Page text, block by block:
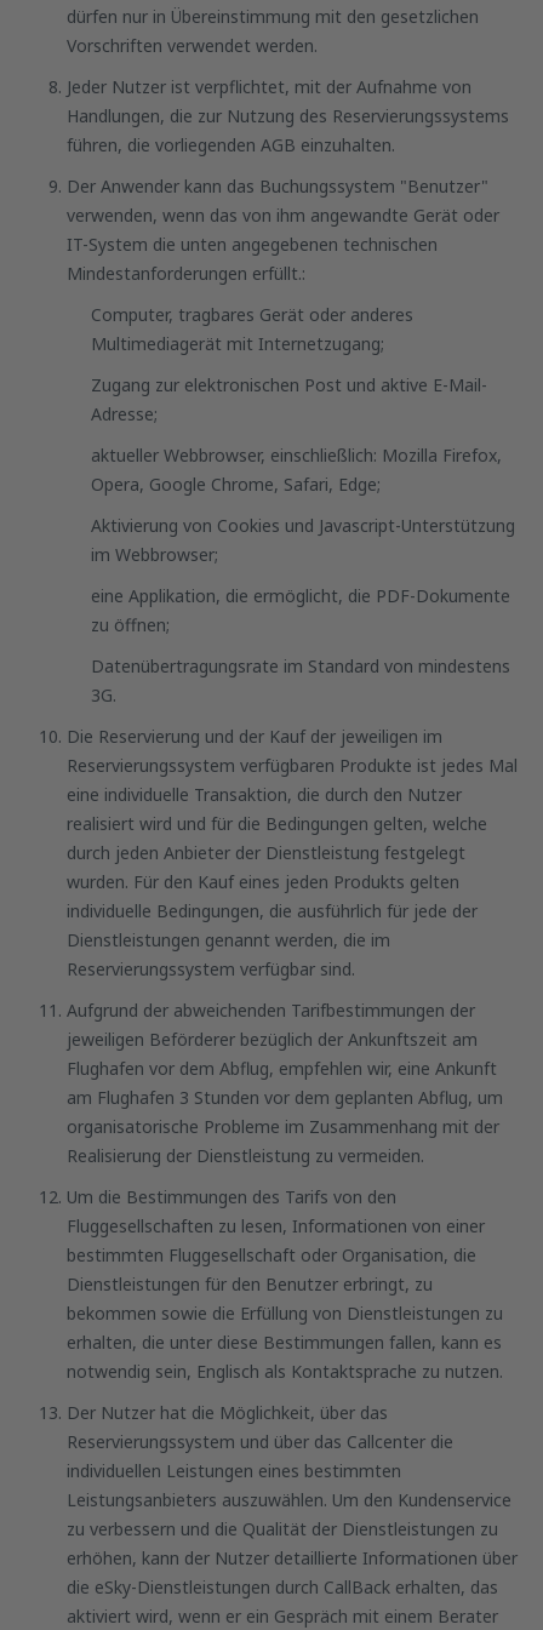
dürfen nur in Übereinstimmung mit den gesetzlichen
Vorschriften verwendet werden.
Jeder Nutzer ist verpflichtet, mit der Aufnahme von
Handlungen, die zur Nutzung des Reservierungssystems
führen, die vorliegenden AGB einzuhalten.
Der Anwender kann das Buchungssystem "Benutzer"
verwenden, wenn das von ihm angewandte Gerät oder
IT-System die unten angegebenen technischen
Mindestanforderungen erfüllt.:
Computer, tragbares Gerät oder anderes
Multimediagerät mit Internetzugang;
Zugang zur elektronischen Post und aktive E-Mail-
Adresse;
aktueller Webbrowser, einschließlich: Mozilla Firefox,
Opera, Google Chrome, Safari, Edge;
Aktivierung von Cookies und Javascript-Unterstützung
im Webbrowser;
eine Applikation, die ermöglicht, die PDF-Dokumente
zu öffnen;
Datenübertragungsrate im Standard von mindestens
3G.
Die Reservierung und der Kauf der jeweiligen im
Reservierungssystem verfügbaren Produkte ist jedes Mal
eine individuelle Transaktion, die durch den Nutzer
realisiert wird und für die Bedingungen gelten, welche
durch jeden Anbieter der Dienstleistung festgelegt
wurden. Für den Kauf eines jeden Produkts gelten
individuelle Bedingungen, die ausführlich für jede der
Dienstleistungen genannt werden, die im
Reservierungssystem verfügbar sind.
Aufgrund der abweichenden Tarifbestimmungen der
jeweiligen Beförderer bezüglich der Ankunftszeit am
Flughafen vor dem Abflug, empfehlen wir, eine Ankunft
am Flughafen 3 Stunden vor dem geplanten Abflug, um
organisatorische Probleme im Zusammenhang mit der
Realisierung der Dienstleistung zu vermeiden.
Um die Bestimmungen des Tarifs von den
Fluggesellschaften zu lesen, Informationen von einer
bestimmten Fluggesellschaft oder Organisation, die
Dienstleistungen für den Benutzer erbringt, zu
bekommen sowie die Erfüllung von Dienstleistungen zu
erhalten, die unter diese Bestimmungen fallen, kann es
notwendig sein, Englisch als Kontaktsprache zu nutzen.
Der Nutzer hat die Möglichkeit, über das
Reservierungssystem und über das Callcenter die
individuellen Leistungen eines bestimmten
Leistungsanbieters auszuwählen. Um den Kundenservice
zu verbessern und die Qualität der Dienstleistungen zu
erhöhen, kann der Nutzer detaillierte Informationen über
die eSky-Dienstleistungen durch CallBack erhalten, das
aktiviert wird, wenn er ein Gespräch mit einem Berater